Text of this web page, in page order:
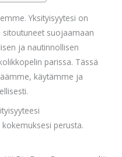
Yksityisyytesi on
suojaamaan
ja nautinnollisen
parissa. Tässä
käytämme ja
perusta.